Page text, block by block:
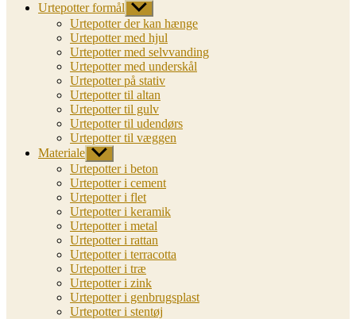
Urtepotter formål Vis
undermenu
Urtepotter der kan hænge
Urtepotter med hjul
Urtepotter med selvvanding
Urtepotter med underskål
Urtepotter på stativ
Urtepotter til altan
Urtepotter til gulv
Urtepotter til udendørs
Urtepotter til væggen
Materiale Vis
undermenu
Urtepotter i beton
Urtepotter i cement
Urtepotter i flet
Urtepotter i keramik
Urtepotter i metal
Urtepotter i rattan
Urtepotter i terracotta
Urtepotter i træ
Urtepotter i zink
Urtepotter i genbrugsplast
Urtepotter i stentøj